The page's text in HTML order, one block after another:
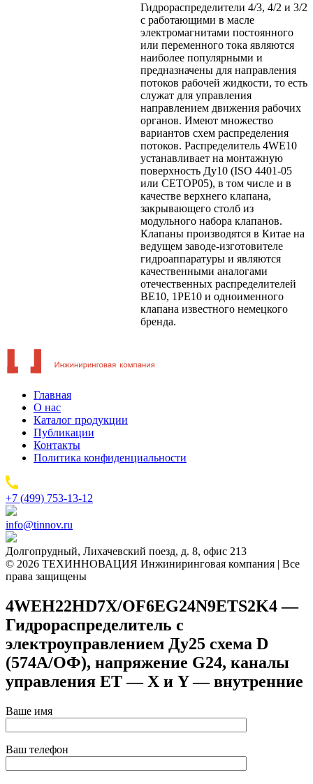
Гидрораспределители 4/3, 4/2 и 3/2
с работающими в масле
электромагнитами постоянного
или переменного тока являются
наиболее популярными и
предназначены для направления
потоков рабочей жидкости, то есть
служат для управления
направлением движения рабочих
органов. Имеют множество
вариантов схем распределения
потоков. Распределитель 4WE10
устанавливает на монтажную
поверхность Ду10 (ISO 4401-05
или CETOP05), в том числе и в
качестве верхнего клапана,
закрывающего столб из
модульного набора клапанов.
Клапаны производятся в Китае на
ведущем заводе-изготовителе
гидроаппаратуры и являются
качественными аналогами
отечественных распределителей
ВЕ10, 1РЕ10 и одноименного
клапана известного немецкого
бренда.
Главная
О нас
Каталог продукции
Публикации
Контакты
Политика конфиденциальности
+7 (499) 753-13-12
info@tinnov.ru
Долгопрудный, Лихачевский поезд, д. 8, офис 213
© 2026 ТЕХИННОВАЦИЯ Инжиниринговая компания | Все
права защищены
4WEH22HD7X/OF6EG24N9ETS2K4 —
Гидрораспределитель с
электроуправлением Ду25 схема D
(574А/ОФ), напряжение G24, каналы
управления ET — X и Y — внутренние
Ваше имя
Ваш телефон